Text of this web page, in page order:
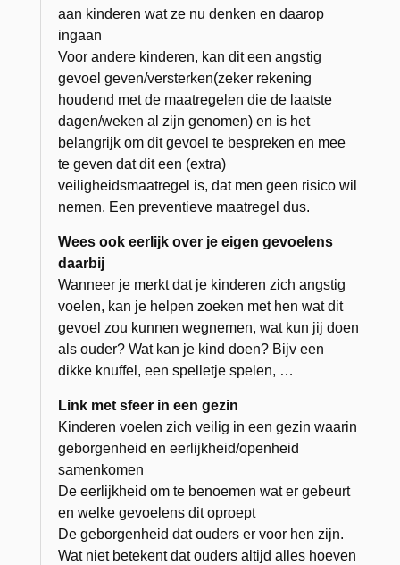
aan kinderen wat ze nu denken en daarop
ingaan
Voor andere kinderen, kan dit een angstig
gevoel geven/versterken(zeker rekening
houdend met de maatregelen die de laatste
dagen/weken al zijn genomen) en is het
belangrijk om dit gevoel te bespreken en mee
te geven dat dit een (extra)
veiligheidsmaatregel is, dat men geen risico wil
nemen. Een preventieve maatregel dus.
Wees ook eerlijk over je eigen gevoelens
daarbij
Wanneer je merkt dat je kinderen zich angstig
voelen, kan je helpen zoeken met hen wat dit
gevoel zou kunnen wegnemen, wat kun jij doen
als ouder? Wat kan je kind doen? Bijv een
dikke knuffel, een spelletje spelen, …
Link met sfeer in een gezin
Kinderen voelen zich veilig in een gezin waarin
geborgenheid en eerlijkheid/openheid
samenkomen
De eerlijkheid om te benoemen wat er gebeurt
en welke gevoelens dit oproept
De geborgenheid dat ouders er voor hen zijn.
Wat niet betekent dat ouders altijd alles hoeven